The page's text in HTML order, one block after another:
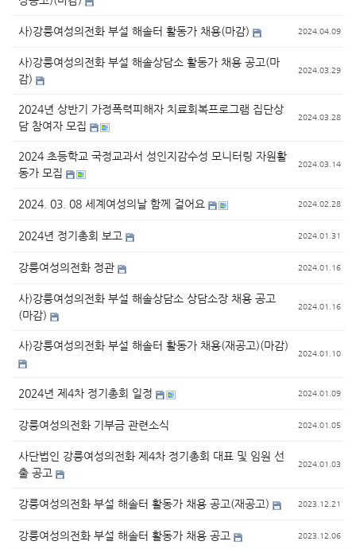
사)강릉여성의전화 부설 해솔터 활동가 채용(마감) 2024.04.09
사)강릉여성의전화 부설 해솔상담소 활동가 채용 공고(마
감)
2024.03.29
2024년 상반기 가정폭력피해자 치료회복프로그램 집단상
담 참여자 모집
2024.03.28
2024 초등학교 국정교과서 성인지감수성 모니터링 자원활
동가 모집
2024.03.14
2024. 03. 08 세계여성의날 함께 걸어요 2024.02.28
2024년 정기총회 보고 2024.01.31
강릉여성의전화 정관 2024.01.16
사)강릉여성의전화 부설 해솔상담소 상담소장 채용 공고
(마감)
2024.01.16
사)강릉여성의전화 부설 해솔터 활동가 채용(재공고)(마감)
2024.01.10
2024년 제4차 정기총회 일정 2024.01.09
강릉여성의전화 기부금 관련소식 2024.01.05
사단법인 강릉여성의전화 제4차 정기총회 대표 및 임원 선
출 공고
2024.01.03
강릉여성의전화 부설 해솔터 활동가 채용 공고(재공고) 2023.12.21
강릉여성의전화 부설 해솔터 활동가 채용 공고 2023.12.06